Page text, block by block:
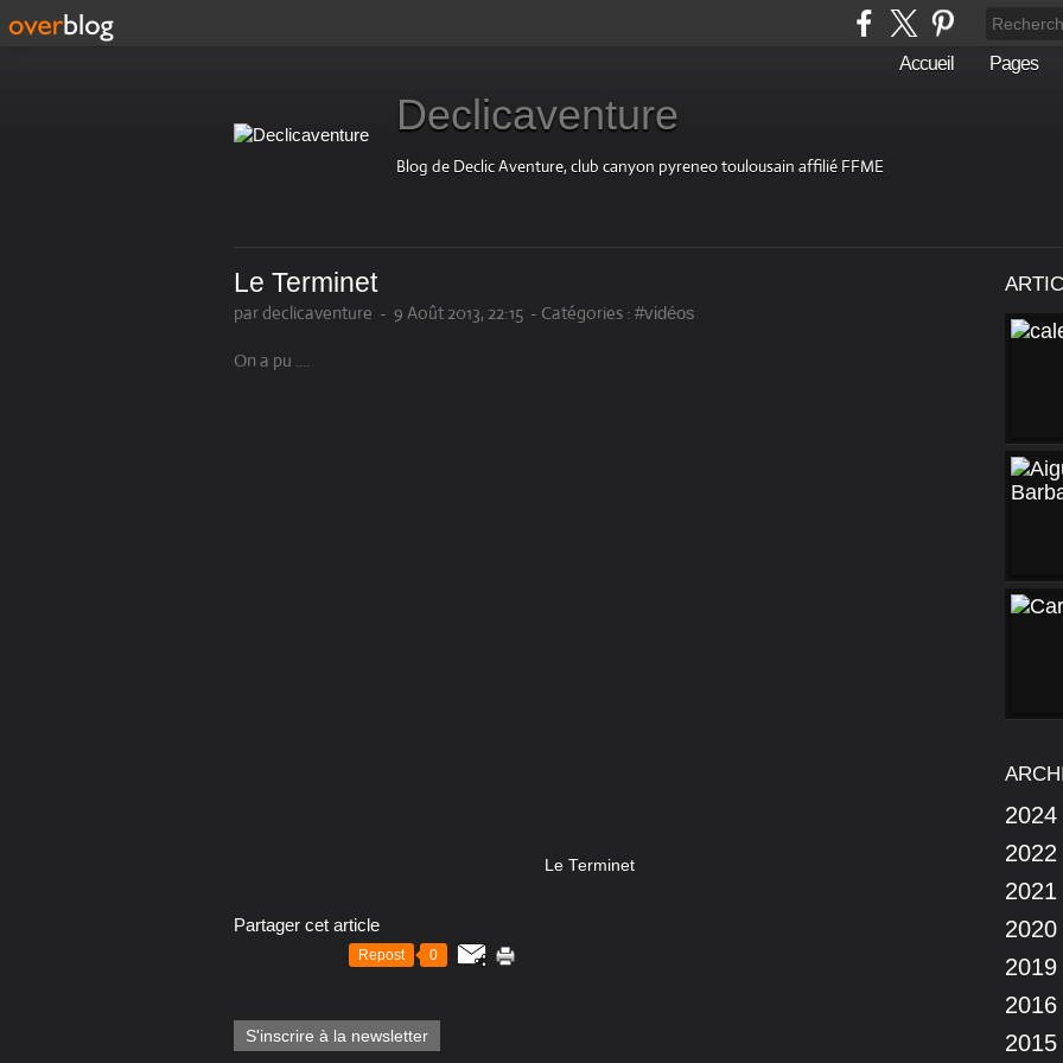
Accueil Pages
Declicaventure
Blog de Declic Aventure, club canyon pyreneo toulousain affilié FFME
Le Terminet
par declicaventure - 9 Août 2013, 22:15 - Catégories : #vidéos
On a pu ....
Le Terminet
Partager cet article
Repost 0
S'inscrire à la newsletter
2024
2022
2021
2020
2019
2016
2015